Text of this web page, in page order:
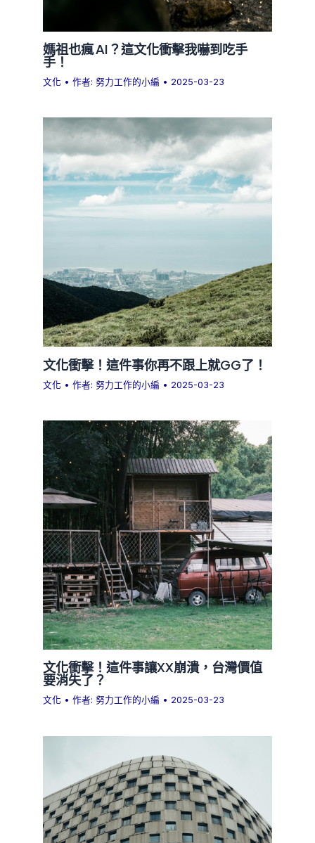
媽祖也瘋 AI？這文化衝擊我嚇到吃手
手！
文化 • 作者:努力工作的小編 • 2025-03-23
文化衝擊！這件事你再不跟上就GG了！
文化 • 作者:努力工作的小編 • 2025-03-23
文化衝擊！這件事讓XX崩潰，台灣價值
要消失了？
文化 • 作者:努力工作的小編 • 2025-03-23